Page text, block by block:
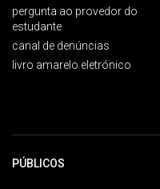
pergunta ao provedor do
estudante
canal de denúncias
livro amarelo eletrónico
PÚBLICOS